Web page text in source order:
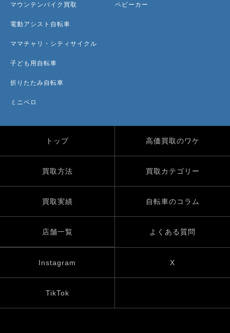
マウンテンバイク買取
電動アシスト自転車
ママチャリ・シティサイクル
子ども用自転車
折りたたみ自転車
ミニベロ
ベビーカー
トップ 高価買取のワケ
買取方法 買取カテゴリー
買取実績 自転車のコラム
店舗一覧 よくある質問
Instagram X
TikTok